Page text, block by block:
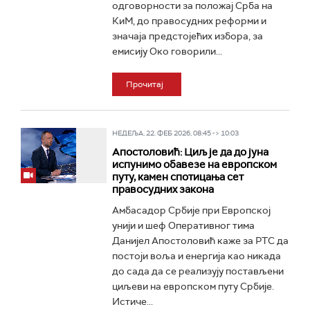
одговорности за положај Срба на
КиМ, до правосудних реформи и
значаја предстојећих избора, за
емисију Око говорили...
Прочитај
НЕДЕЉА, 22. ФЕБ 2026, 08:45 -> 10:03
Апостоловић: Циљ је да до јуна
испунимо обавезе на европском
путу, камен спотицања сет
правосудних закона
Амбасадор Србије при Европској
унији и шеф Оперативног тима
Данијел Апостоловић каже за РТС да
постоји воља и енергија као никада
до сада да се реализују постављени
циљеви на европском путу Србије.
Истиче...